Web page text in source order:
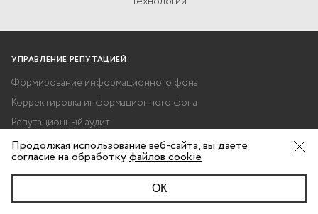
Продолжая использование веб-сайта, вы даете
согласие на обработкуфайлов cookie
ОК
УПРАВЛЕНИЕ РЕПУТАЦИЕЙ
Формирование информационного фона
Корректировка информационного фона
Репутационный аудит
Вытеснение негатива из поисковой выдачи (SERM)
Мониторинг информационного фона